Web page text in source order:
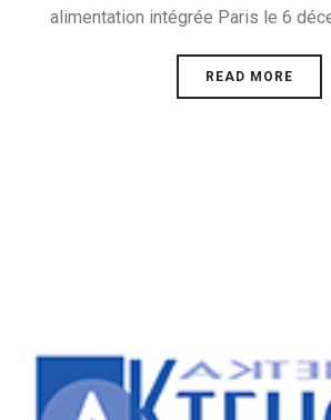
alimentation intégrée Paris le 6
READ MORE